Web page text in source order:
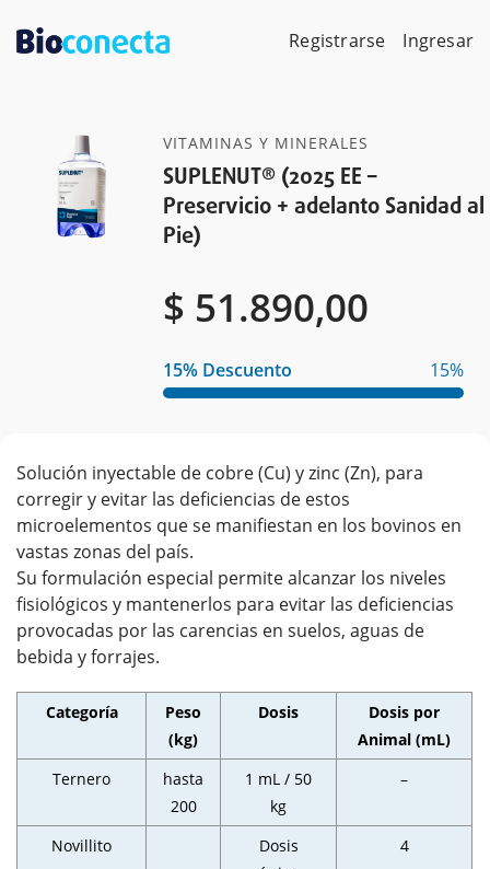
content Registrarse Ingresar
15% Descuento 15%
VITAMINAS Y MINERALES
SUPLENUT® (2025 EE –
Preservicio + adelanto Sanidad al
Pie)
Solución inyectable de cobre (Cu) y zinc (Zn), para
corregir y evitar las deficiencias de estos
microelementos que se manifiestan en los bovinos en
vastas zonas del país.
Su formulación especial permite alcanzar los niveles
fisiológicos y mantenerlos para evitar las deficiencias
provocadas por las carencias en suelos, aguas de
bebida y forrajes.
Categoría
Peso
(kg)
Dosis
Dosis por
Animal (mL)
Ternero
hasta
200
1 mL / 50
kg
–
Novillito
Dosis
4
$ 51.890,00